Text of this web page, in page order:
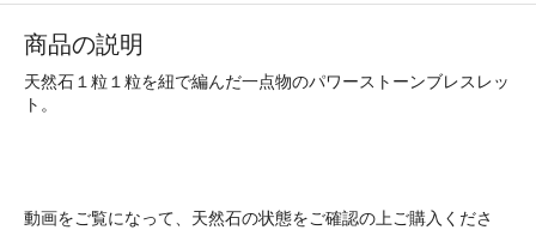
商品の説明
天然石１粒１粒を紐で編んだ一点物のパワーストーンブレスレッ
ト。
動画をご覧になって、天然石の状態をご確認の上ご購入くださ